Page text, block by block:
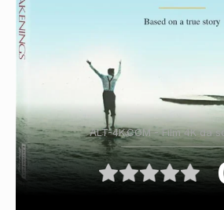
ALT-4K.COM - Film 4K da